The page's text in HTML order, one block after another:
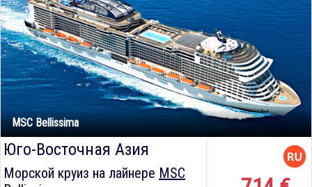
MSC Bellissima
Юго-Восточная Азия
Морской круиз на лайнере MSC